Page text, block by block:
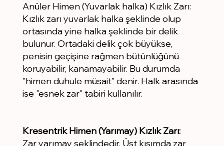
Anüler Himen (Yuvarlak halka) Kızlık Zarı:
Kızlık zarı yuvarlak halka şeklinde olup
ortasında yine halka şeklinde bir delik
bulunur. Ortadaki delik çok büyükse,
penisin geçişine rağmen bütünlüğünü
koruyabilir, kanamayabilir. Bu durumda
"himen duhule müsait" denir. Halk arasında
ise "esnek zar" tabiri kullanılır.
Kresentrik Himen (Yarımay) Kızlık Zarı:
Zar yarımay şeklindedir. Üst kısımda zar